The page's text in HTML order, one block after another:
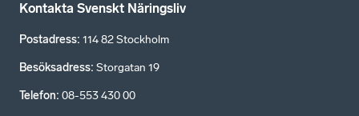
Kontakta Svenskt Näringsliv
Postadress: 114 82 Stockholm
Besöksadress: Storgatan 19
Telefon: 08-553 430 00